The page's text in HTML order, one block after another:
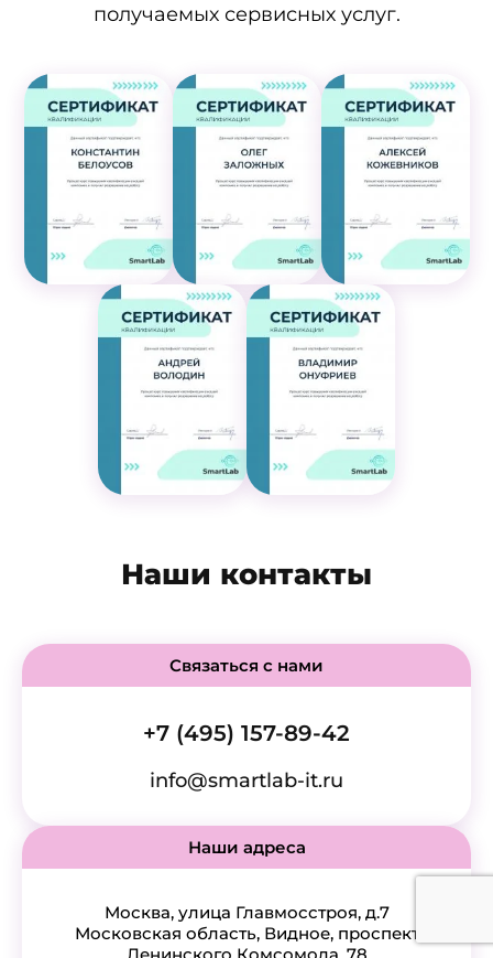
получаемых сервисных услуг.
Наши контакты
Связаться с нами
+7 (495) 157-89-42
info@smartlab-it.ru
Наши адреса
Москва, улица Главмосстроя, д.7
Московская область, Видное, проспект
Ленинского Комсомола, 78